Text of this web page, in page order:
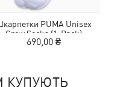
PUMA Unisex
Crew Socks (1-Pack)
690,00 ₴
КУПУЮТЬ